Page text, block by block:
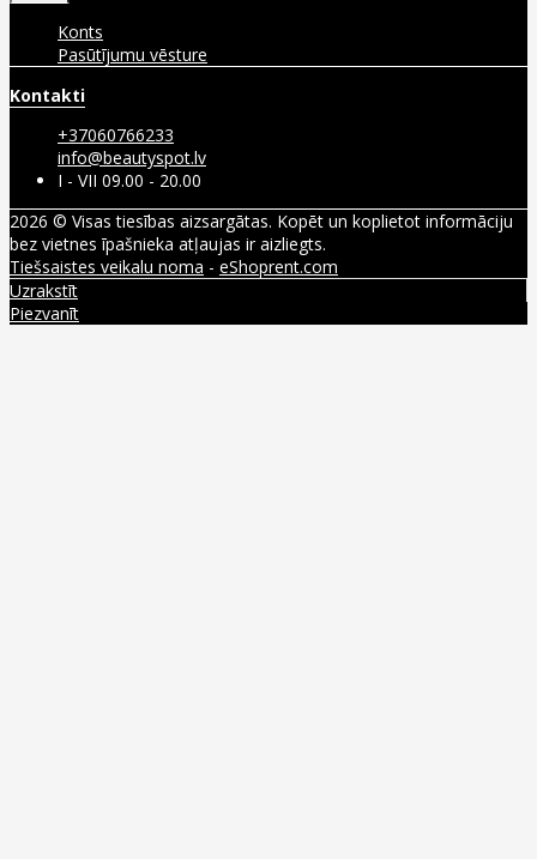
Konts
Pasūtījumu vēsture
Kontakti
+37060766233
info@beautyspot.lv
I - VII 09.00 - 20.00
2026 © Visas tiesības aizsargātas. Kopēt un koplietot informāciju
bez vietnes īpašnieka atļaujas ir aizliegts.
Tiešsaistes veikalu noma - eShoprent.com
Uzrakstīt
Piezvanīt